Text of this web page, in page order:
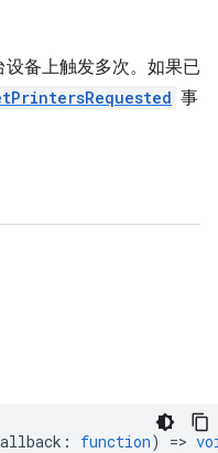
备上触发多次。如果已
事
: function) =>